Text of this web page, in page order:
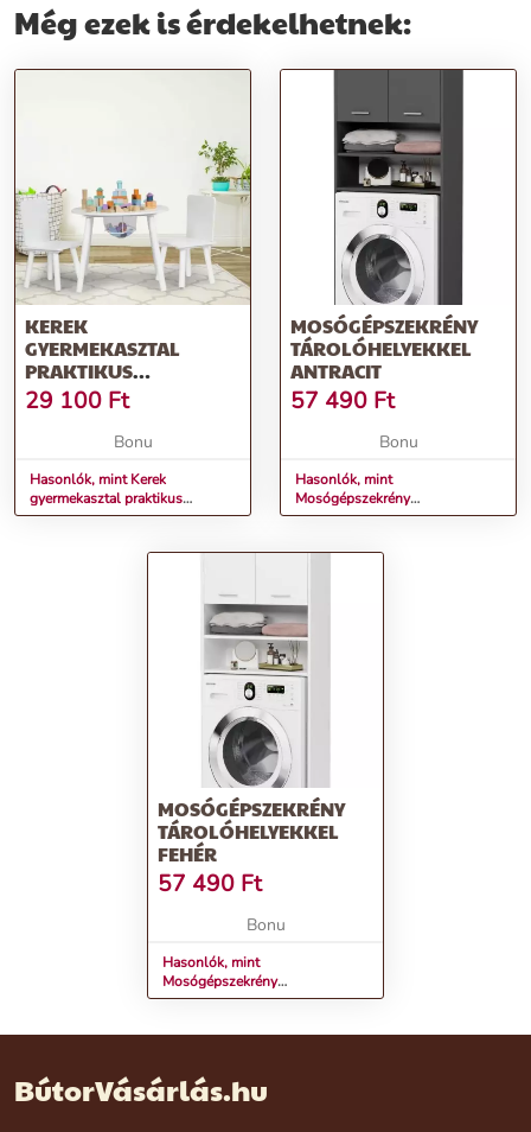
Még ezek is érdekelhetnek:
KEREK
GYERMEKASZTAL
PRAKTIKUS
TÁROLÓHELYEKKEL ÉS
SZÉKEKKEL
29 100 Ft
Bonu
Hasonlók, mint Kerek
gyermekasztal praktikus
tárolóhelyekkel és székekkel
MOSÓGÉPSZEKRÉNY
TÁROLÓHELYEKKEL
ANTRACIT
57 490 Ft
Bonu
Hasonlók, mint
Mosógépszekrény
tárolóhelyekkel antracit
MOSÓGÉPSZEKRÉNY
TÁROLÓHELYEKKEL
FEHÉR
57 490 Ft
Bonu
Hasonlók, mint
Mosógépszekrény
tárolóhelyekkel fehér
BútorVásárlás.hu